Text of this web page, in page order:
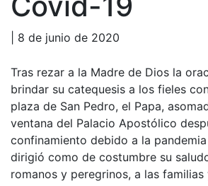
| 8 de junio de 2020
Tras rezar a la Madre de Dios la
brindar su catequesis a los fieles
plaza de San Pedro, el Papa,
ventana del Palacio Apostólico
confinamiento debido a la
dirigió como de costumbre su
romanos y peregrinos, a las